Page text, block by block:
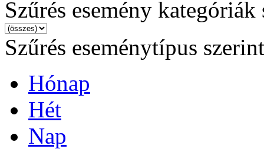
Szűrés esemény kategóriák
Szűrés eseménytípus szerint
Hónap
Hét
Nap